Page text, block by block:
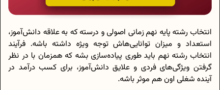
انتخاب رشته پایه نهم زمانی اصولی و درسته که به علاقه دانش‌آموز،
استعداد و میزان توانایی‌هاش توجه ویژه داشته باشه. فرآیند
انتخاب رشته نهم باید طوری پیاده‌سازی بشه که همزمان با در نظر
گرفتن ویژگی‌های فردی و علایق دانش‌آموز، برای کسب درآمد در
آینده شغلی اون هم موثر باشه.